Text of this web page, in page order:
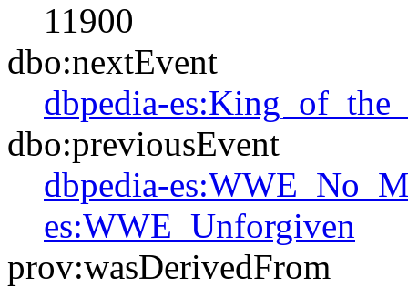
11900
dbo:nextEvent
dbpedia-
dbo:previousEvent
dbpedia-
es:WWE_Unforgiven
prov:wasDerivedFrom